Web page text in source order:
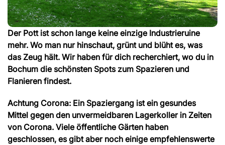
Der Pott ist schon lange keine einzige Industrieruine
mehr. Wo man nur hinschaut, grünt und blüht es, was
das Zeug hält. Wir haben für dich recherchiert, wo du in
Bochum die schönsten Spots zum Spazieren und
Flanieren findest.
Achtung Corona: Ein Spaziergang ist ein gesundes
Mittel gegen den unvermeidbaren Lagerkoller in Zeiten
von Corona. Viele öffentliche Gärten haben
geschlossen, es gibt aber noch einige empfehlenswerte